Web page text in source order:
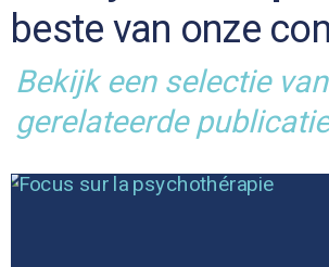
beste van onze
Bekijk een selectie
gerelateerde